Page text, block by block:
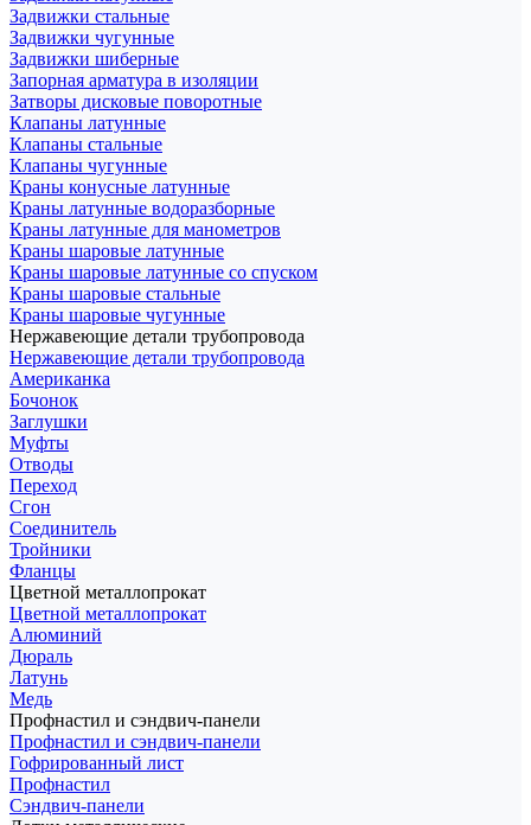
Задвижки стальные
Задвижки чугунные
Задвижки шиберные
Запорная арматура в изоляции
Затворы дисковые поворотные
Клапаны латунные
Клапаны стальные
Клапаны чугунные
Краны конусные латунные
Краны латунные водоразборные
Краны латунные для манометров
Краны шаровые латунные
Краны шаровые латунные со спуском
Краны шаровые стальные
Краны шаровые чугунные
Нержавеющие детали трубопровода
Нержавеющие детали трубопровода
Американка
Бочонок
Заглушки
Муфты
Отводы
Переход
Сгон
Соединитель
Тройники
Фланцы
Цветной металлопрокат
Цветной металлопрокат
Алюминий
Дюраль
Латунь
Медь
Профнастил и сэндвич-панели
Профнастил и сэндвич-панели
Гофрированный лист
Профнастил
Сэндвич-панели